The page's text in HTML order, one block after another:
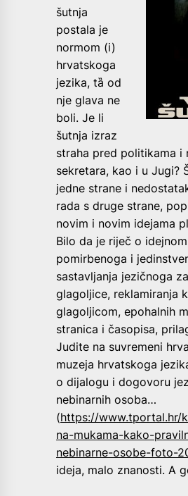
šutnja
postala je
normom (i)
hrvatskoga
jezika, tȁ od
nje glava ne
boli. Je li
šutnja izraz
straha pred politikama i
sekretara, kao i u Jugi?
jedne strane i
rada s druge strane,
novim i novim idejama
Bilo da je riječ o
pomirbenoga i
sastavljanja jezičnoga
glagoljice, reklamiranja
glagoljicom, epohalnih
stranica i časopisa,
Judite na suvremeni
muzeja hrvatskoga
o dijalogu i dogovoru
nebinarnih osoba…
(https://www.tportal.hr/
na-mukama-kako-
nebinarne-osobe-foto-
ideja, malo znanosti. A